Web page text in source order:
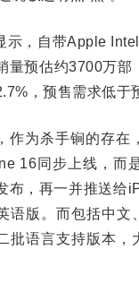
，自带Apple
量预估约3700万部
，预售需求低于
为杀手锏的存在
16同步上线，而
布，再一并推送给
语版。而包括中文
批语言支持版本，